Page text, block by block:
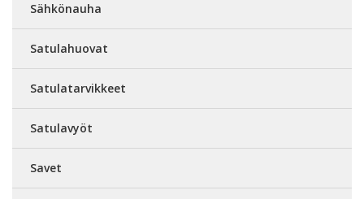
Sähkönauha
Satulahuovat
Satulatarvikkeet
Satulavyöt
Savet